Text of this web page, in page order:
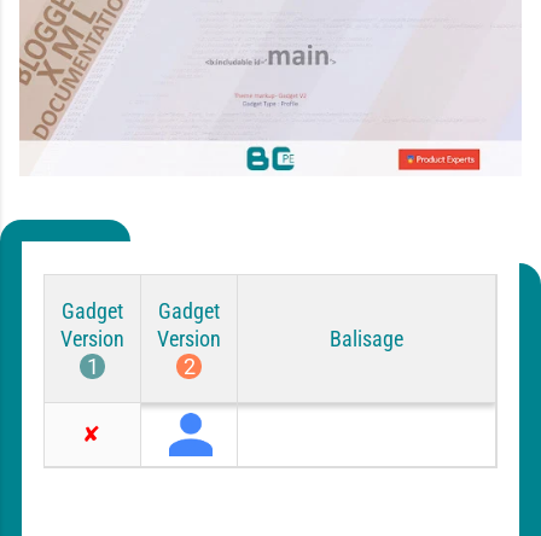
Gadget
Version
1
Gadget
Version
2
Balisage
r